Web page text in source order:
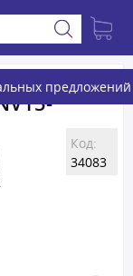
предложений
Код:
34083